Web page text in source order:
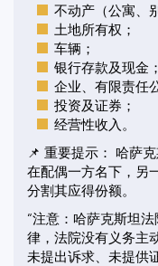
不动产（公寓、
土地所有权；
车辆；
银行存款及现金；
企业、有限责任
投资及证券；
经营性收入。
📌 重要提示： 哈萨
在配偶一方名下，另
分割其应得份额。
“注意：哈萨克斯坦
律，法院没有义务主
未提出诉求、未提供